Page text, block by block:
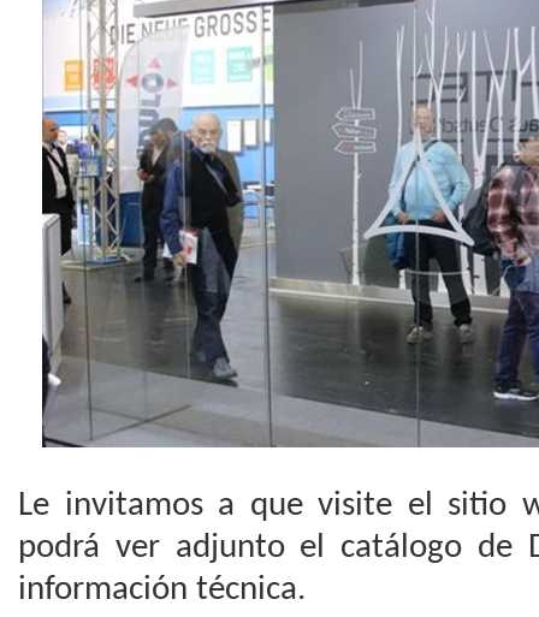
Le invitamos a que visite el sitio
podrá ver adjunto el catálogo de
información técnica.